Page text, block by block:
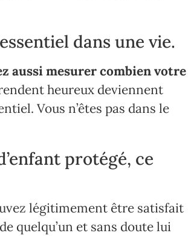
dans une vie.
aussi mesurer combien votre
heureux deviennent
Vous n’êtes pas dans le
protégé, ce
légitimement être satisfait
quelqu’un et sans doute lui